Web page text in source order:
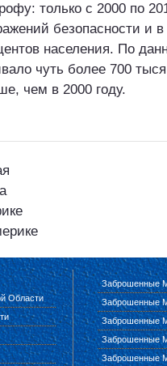
только с 2000 по
безопасности и в
населения. По
чуть более 700
чем в 2000 году.
Области
Заброшенные
Заброшенные
Заброшенные
Заброшенные
Заброшенные